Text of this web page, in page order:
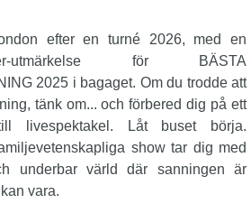
efter en turné 2026, med en
utmärkelse för BÄSTA
2025 i bagaget. Om du trodde att
tänk om... och förbered dig på ett
livespektakel. Låt buset börja.
show tar dig med
underbar värld där sanningen är
vara.